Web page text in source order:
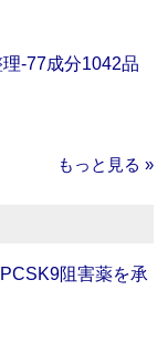
‐77成分1042品
もっと見る »
阻害薬を承